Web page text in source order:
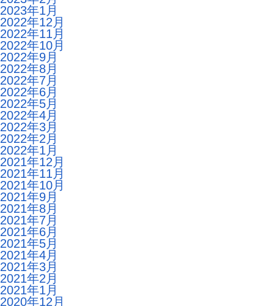
2023年1月
2022年12月
2022年11月
2022年10月
2022年9月
2022年8月
2022年7月
2022年6月
2022年5月
2022年4月
2022年3月
2022年2月
2022年1月
2021年12月
2021年11月
2021年10月
2021年9月
2021年8月
2021年7月
2021年6月
2021年5月
2021年4月
2021年3月
2021年2月
2021年1月
2020年12月